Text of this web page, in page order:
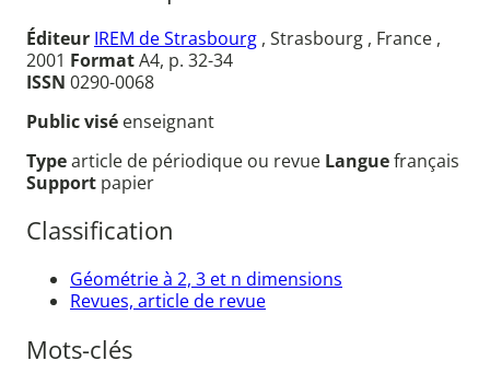
Éditeur IREM de Strasbourg , Strasbourg , France ,
2001 FormatA4, p. 32-34
ISSN 0290-0068
Public visé enseignant
Typearticle de périodique ou revue Languefrançais
Support papier
Classification
Géométrie à 2, 3 et n dimensions
Revues, article de revue
Mots-clés